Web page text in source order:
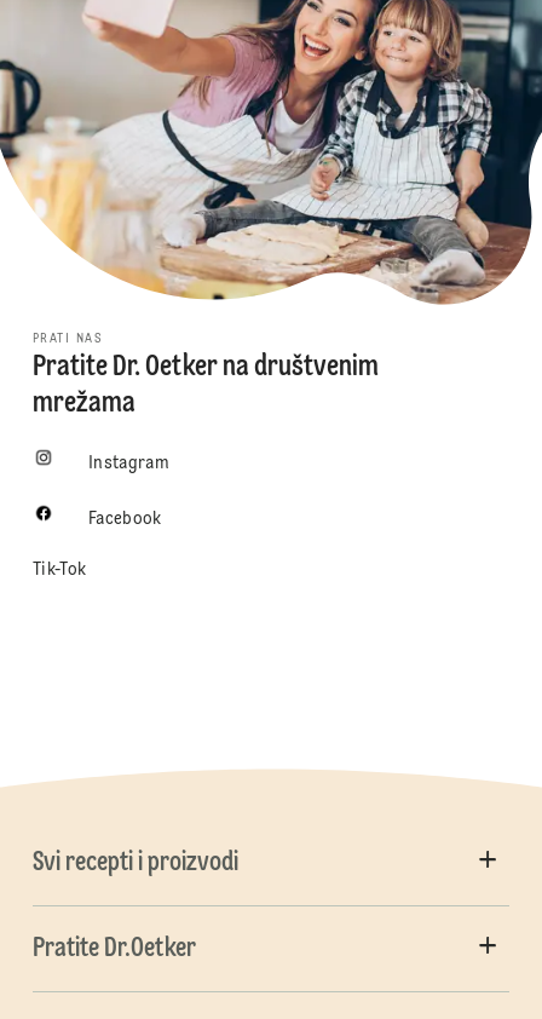
PRATI NAS
Pratite Dr. Oetker na društvenim
mrežama
Instagram
Facebook
Tik-Tok
Svi recepti i proizvodi
Pratite Dr.Oetker